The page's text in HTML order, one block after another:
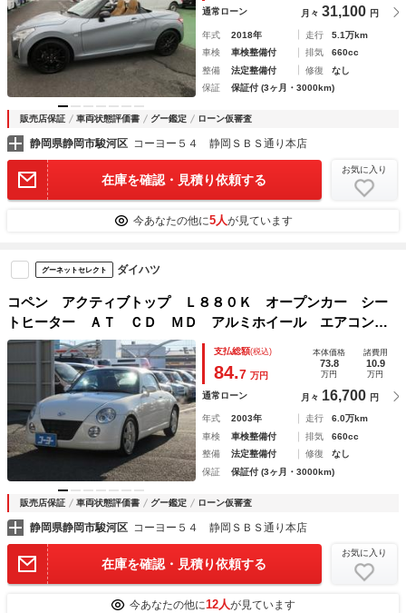
通常ローン 月々 31,100 円
年式 2018年 走行
5.1万km
車検
車検整備付 排気
660cc
整備
法定整備付 修復
なし
保証
保証付 (3ヶ月・3000km)
販売店保証 車両状態評価書 グー鑑定 ローン仮審査
静岡県静岡市駿河区 コーヨー５４ 静岡ＳＢＳ通り本店
在庫を確認・見積り依頼する
お気に入り
今あなたの他に5人が見ています
グーネットセレクト ダイハツ
コペン アクティブトップ Ｌ８８０Ｋ オープンカー シー
トヒーター ＡＴ ＣＤ ＭＤ アルミホイール エアコン
パワーステアリング パワーウィンドウ 赤レザーシート
支払総額(税込)
84.7 万円
本体価格
73.8
万円
諸費用
10.9
万円
通常ローン 月々 16,700 円
年式 2003年 走行
6.0万km
車検
車検整備付 排気
660cc
整備
法定整備付 修復
なし
保証
保証付 (3ヶ月・3000km)
販売店保証 車両状態評価書 グー鑑定 ローン仮審査
静岡県静岡市駿河区 コーヨー５４ 静岡ＳＢＳ通り本店
在庫を確認・見積り依頼する
お気に入り
今あなたの他に12人が見ています